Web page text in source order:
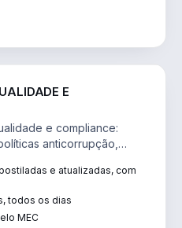
E
e compliance:
anticorrupção,
e atualizadas, com
todos os dias
MEC